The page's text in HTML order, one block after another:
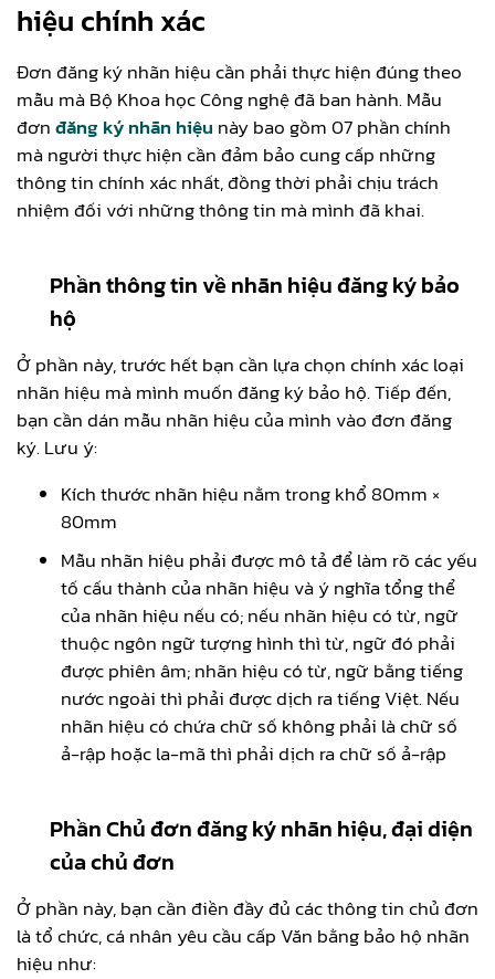
hiệu chính xác
Đơn đăng ký nhãn hiệu cần phải thực hiện đúng theo
mẫu mà Bộ Khoa học Công nghệ đã ban hành. Mẫu
đơnđăng ký nhãn hiệu này bao gồm 07 phần chính
mà người thực hiện cần đảm bảo cung cấp những
thông tin chính xác nhất, đồng thời phải chịu trách
nhiệm đối với những thông tin mà mình đã khai.
Phần thông tin về nhãn hiệu đăng ký bảo
hộ
Ở phần này, trước hết bạn cần lựa chọn chính xác loại
nhãn hiệu mà mình muốn đăng ký bảo hộ. Tiếp đến,
bạn cần dán mẫu nhãn hiệu của mình vào đơn đăng
ký. Lưu ý:
Kích thước nhãn hiệu nằm trong khổ 80mm ×
80mm
Mẫu nhãn hiệu phải được mô tả để làm rõ các yếu
tố cấu thành của nhãn hiệu và ý nghĩa tổng thể
của nhãn hiệu nếu có; nếu nhãn hiệu có từ, ngữ
thuộc ngôn ngữ tượng hình thì từ, ngữ đó phải
được phiên âm; nhãn hiệu có từ, ngữ bằng tiếng
nước ngoài thì phải được dịch ra tiếng Việt. Nếu
nhãn hiệu có chứa chữ số không phải là chữ số
ả-rập hoặc la-mã thì phải dịch ra chữ số ả-rập
Phần Chủ đơn đăng ký nhãn hiệu, đại diện
của chủ đơn
Ở phần này, bạn cần điền đầy đủ các thông tin chủ đơn
là tổ chức, cá nhân yêu cầu cấp Văn bằng bảo hộ nhãn
hiệu như: